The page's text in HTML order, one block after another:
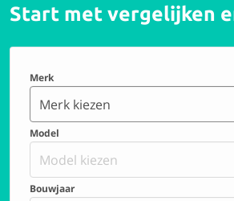
Start met vergelijken
Merk
Merk kiezen
Model
Model kiezen
Bouwjaar